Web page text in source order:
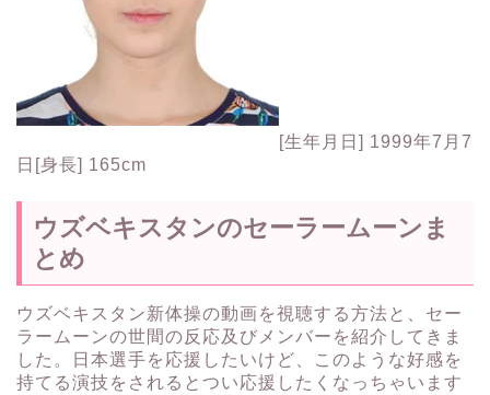
[生年月日] 1999年7月7
日[身長] 165cm
ウズベキスタンのセーラームーンま
とめ
ウズベキスタン新体操の動画を視聴する方法と、セー
ラームーンの世間の反応及びメンバーを紹介してきま
した。日本選手を応援したいけど、このような好感を
持てる演技をされるとつい応援したくなっちゃいます